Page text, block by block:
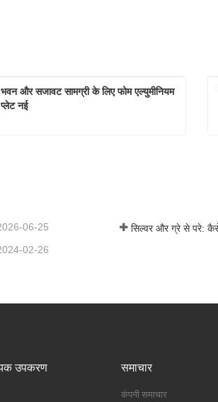
भवन और सजावट सामग्री के लिए फोम एल्युमीनियम
प्लेट नई
06-25
02-26
उपकरण समाचार
कंपनी समाचार